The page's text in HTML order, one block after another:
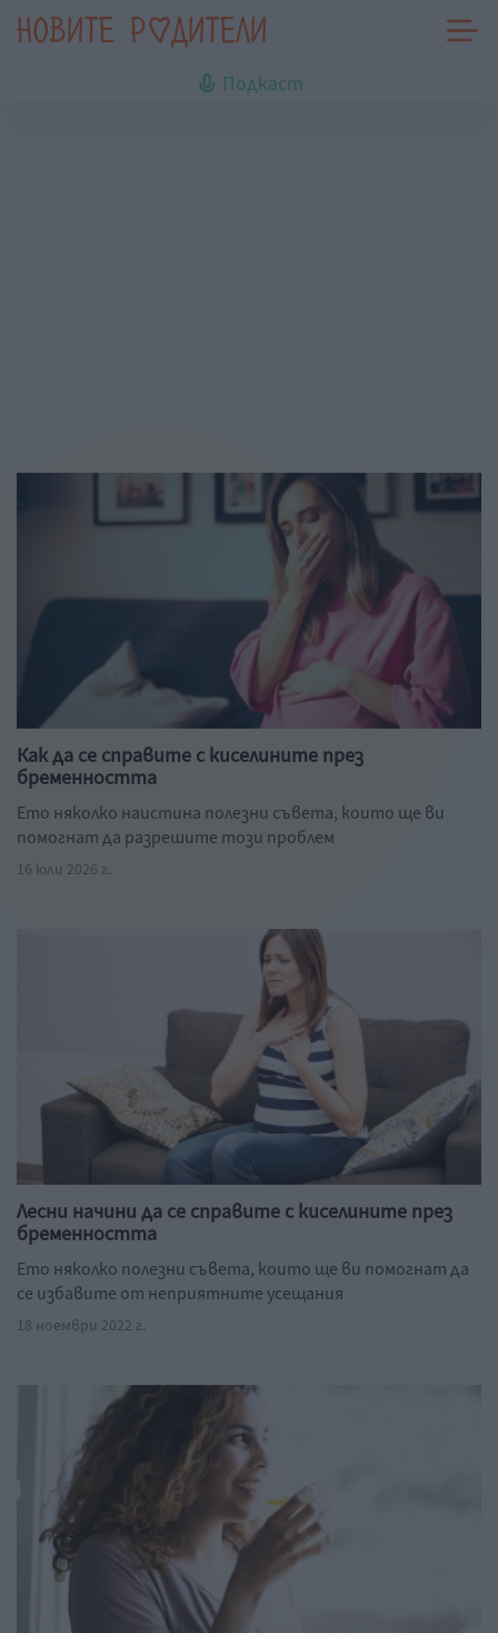
Подкаст
Как да се справите с киселините през
бременността
Ето няколко наистина полезни съвета, които ще ви
помогнат да разрешите този проблем
16 юли 2026 г.
Лесни начини да се справите с киселините през
бременността
Ето няколко полезни съвета, които ще ви помогнат да
се избавите от неприятните усещания
18 ноември 2022 г.